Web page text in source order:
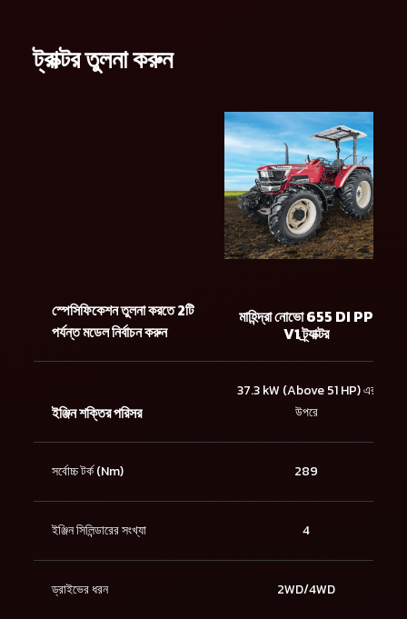
ট্রাক্টর তুলনা করুন
স্পেসিফিকেশন তুলনা করতে 2টি
পর্যন্ত মডেল নির্বাচন করুন
মাহিন্দ্রা নোভো 655 DI PP
V1 ট্র্যাক্টর
ইঞ্জিন শক্তির পরিসর
37.3 kW (Above 51 HP) এর
উপরে
সর্বোচ্চ টর্ক (Nm) 289
ইঞ্জিন সিলিন্ডারের সংখ্যা 4
ড্রাইভের ধরন 2WD/4WD